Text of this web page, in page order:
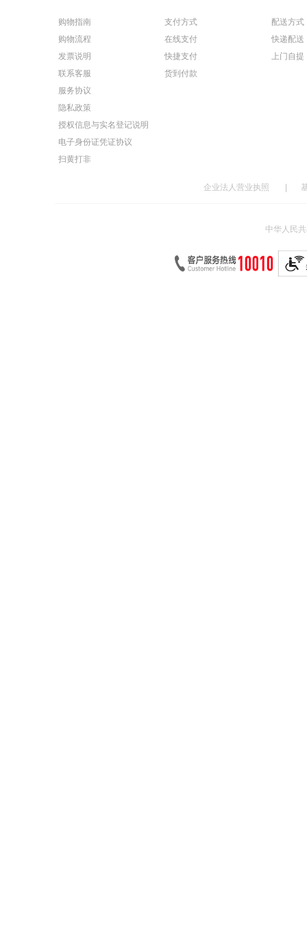
购物指南
购物流程
发票说明
联系客服
服务协议
隐私政策
授权信息与实名登记说明
电子身份证凭证协议
扫黄打非
支付方式
在线支付
快捷支付
货到付款
配送方式
快递配送
上门自提
企业法人营业执照
中华人民